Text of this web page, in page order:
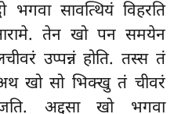
भगवा सावत्थियं विहरति
तेन खो पन समयेन
उप्पन्नं होति. तस्स तं
अथ खोसो भिक्खु तं चीवरं
अद्दसा खो भगवा